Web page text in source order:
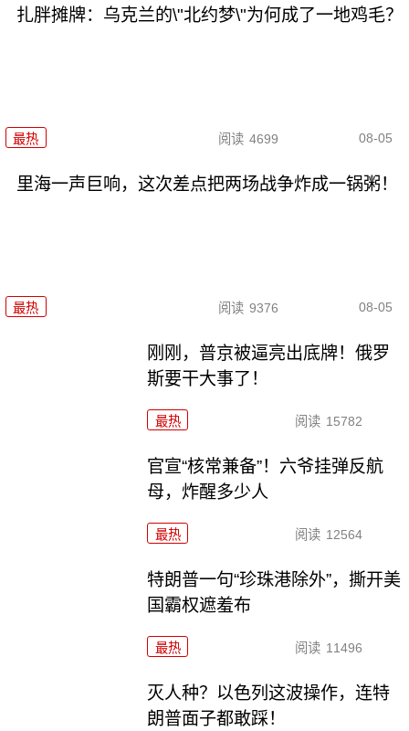
扎胖摊牌：乌克兰的\"北约梦\"为何成了一地鸡毛？
最热 阅读 4699 08-05
里海一声巨响，这次差点把两场战争炸成一锅粥！
最热 阅读 9376 08-05
刚刚，普京被逼亮出底牌！俄罗
斯要干大事了！
最热 阅读 15782
官宣“核常兼备”！六爷挂弹反航
母，炸醒多少人
最热 阅读 12564
特朗普一句“珍珠港除外”，撕开美
国霸权遮羞布
最热 阅读 11496
灭人种？以色列这波操作，连特
朗普面子都敢踩！